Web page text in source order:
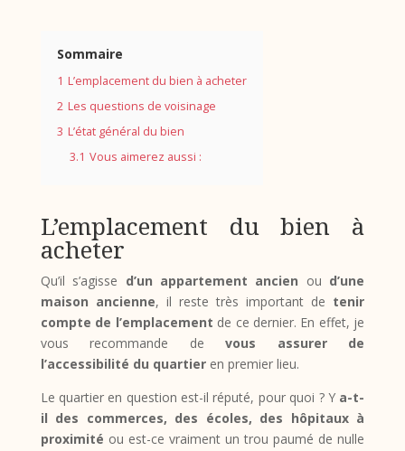
Sommaire
1 L’emplacement du bien à acheter
2 Les questions de voisinage
3 L’état général du bien
3.1 Vous aimerez aussi :
L’emplacement du bien à
acheter
Qu’il s’agisse d’un appartement ancien ou d’une
maison ancienne, il reste très important de tenir
compte de l’emplacement de ce dernier. En effet, je
vous recommande devous assurer de
l’accessibilité du quartieren premier lieu.
Le quartier en question est-il réputé, pour quoi ? Ya-t-
il des commerces, des écoles, des hôpitaux à
proximité ou est-ce vraiment un trou paumé de nulle